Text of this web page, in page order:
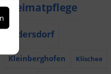
Heimatpflege
Indersdorf
Kleinberghofen Klischee